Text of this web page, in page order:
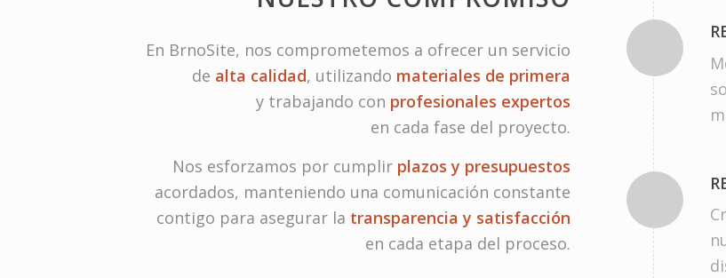
En BrnoSite, nos comprometemos a ofrecer un servicio
de alta calidad, utilizando materiales de primera
y trabajando con profesionales expertos
en cada fase del proyecto.
Nos esforzamos por cumplir plazos y presupuestos
acordados, manteniendo una comunicación constante
contigo para asegurar la transparencia y satisfacción
en cada etapa del proceso.